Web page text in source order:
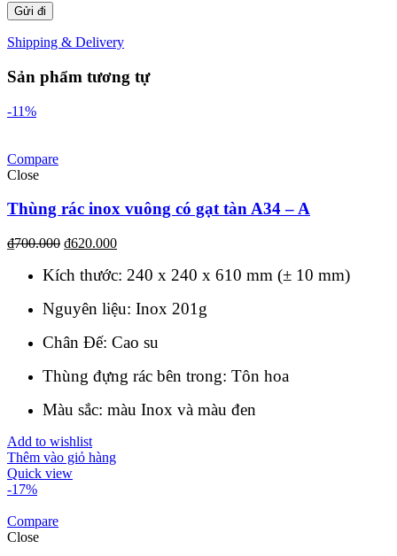
Shipping & Delivery
Sản phẩm tương tự
-11%
Compare
Close
Thùng rác inox vuông có gạt tàn A34 – A
₫700.000 ₫620.000
Kích thước: 240 x 240 x 610 mm (± 10 mm)
Nguyên liệu: Inox 201g
Chân Đế: Cao su
Thùng đựng rác bên trong: Tôn hoa
Màu sắc: màu Inox và màu đen
Add to wishlist
Thêm vào giỏ hàng
Quick view
-17%
Compare
Close